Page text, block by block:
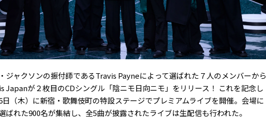
ジャクソンの振付師であるTravis Payneによって選ばれた７人のメンバーから
Japanが２枚目のCDシングル「陰ニモ日向ニモ」をリリース！ これを記念し
日（木）に新宿・歌舞伎町の特設ステージでプレミアムライブを開催。会場に
ばれた900名が集結し、全5曲が披露されたライブは生配信も行われた。